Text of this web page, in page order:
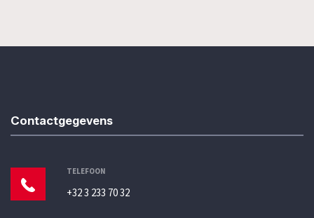
Contactgegevens
TELEFOON
+32 3 233 70 32